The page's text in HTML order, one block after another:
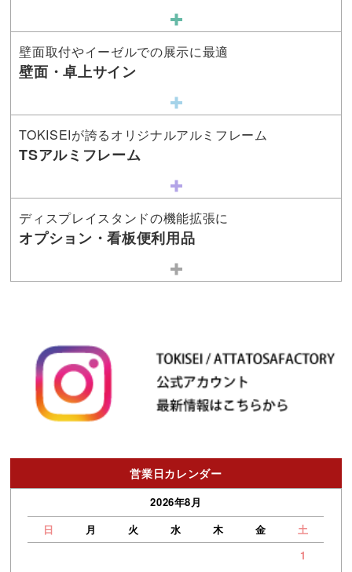
壁面取付やイーゼルでの展示に最適
壁面・卓上サイン
TOKISEIが誇るオリジナルアルミフレーム
TSアルミフレーム
ディスプレイスタンドの機能拡張に
オプション・看板便利用品
営業日カレンダー
2026年8月
日
月 火 水 木 金
土
1